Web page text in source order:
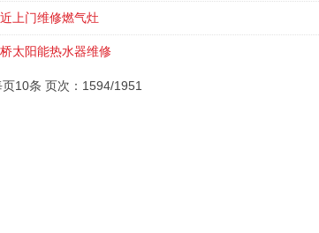
上门维修燃气灶
太阳能热水器维修
10条 页次：1594/1951